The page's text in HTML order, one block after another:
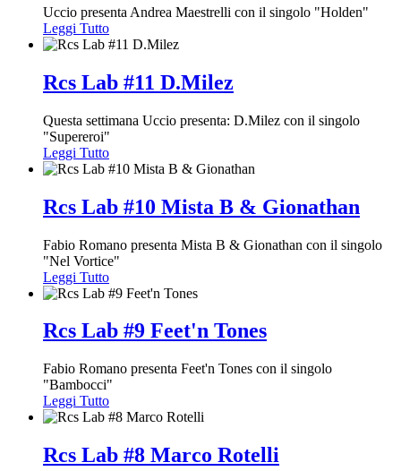
Uccio presenta Andrea Maestrelli con il singolo "Holden"
Leggi Tutto
Rcs Lab #11 D.Milez
Questa settimana Uccio presenta: D.Milez con il singolo
"Supereroi"
Leggi Tutto
Rcs Lab #10 Mista B & Gionathan
Fabio Romano presenta Mista B & Gionathan con il singolo
"Nel Vortice"
Leggi Tutto
Rcs Lab #9 Feet'n Tones
Fabio Romano presenta Feet'n Tones con il singolo
"Bambocci"
Leggi Tutto
Rcs Lab #8 Marco Rotelli